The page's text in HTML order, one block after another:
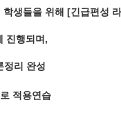
생들을 위해 [긴급편성
진행되며,
정리 완성
적용연습